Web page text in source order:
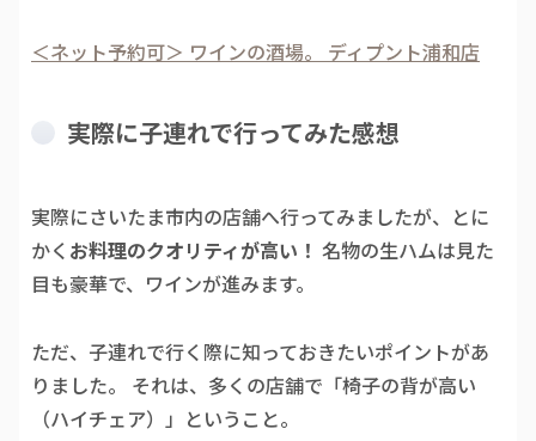
＜ネット予約可＞ ワインの酒場。 ディプント浦和店
実際に子連れで行ってみた感想
実際にさいたま市内の店舗へ行ってみましたが、とに
かく お料理のクオリティが高い！ 名物の生ハムは見た
目も豪華で、ワインが進みます。
ただ、子連れで行く際に知っておきたいポイントがあ
りました。 それは、多くの店舗で「椅子の背が高い
（ハイチェア）」ということ。